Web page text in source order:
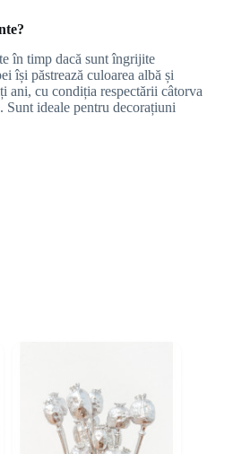
în timp dacă sunt îngrijite
își păstrează culoarea albă și
ani, cu condiția respectării câtorva
Sunt ideale pentru decorațiuni